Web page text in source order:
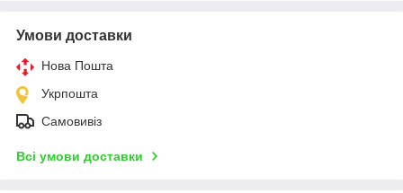
Умови доставки
Нова Пошта
Укрпошта
Самовивіз
Всі умови доставки